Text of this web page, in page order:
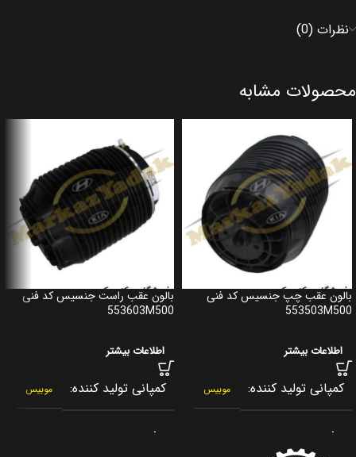
نظرات (0)
محصولات مشابه
بالون عقب چپ جنسیس کد فنی
553503M500
اطلاعات بیشتر
کمپانی تولید کننده موبیس
برند
بالون عقب راست جنسیس کد فنی
553603M500
اطلاعات بیشتر
کمپانی تولید کننده موبیس
برند